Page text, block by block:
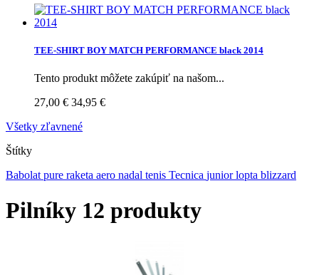
TEE-SHIRT BOY MATCH PERFORMANCE black 2014
Tento produkt môžete zakúpiť na našom...
27,00 € 34,95 €
Všetky zľavnené
Štítky
Babolat pure raketa aero nadal tenis Tecnica juniorlopta blizzard
Pilníky 12 produkty